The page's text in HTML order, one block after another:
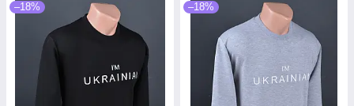
–18% –18%